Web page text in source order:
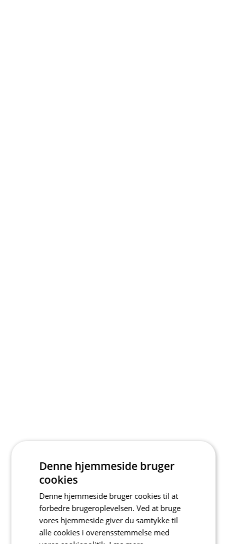
Denne hjemmeside bruger
cookies
Denne hjemmeside bruger cookies til at
forbedre brugeroplevelsen. Ved at bruge
vores hjemmeside giver du samtykke til
alle cookies i overensstemmelse med